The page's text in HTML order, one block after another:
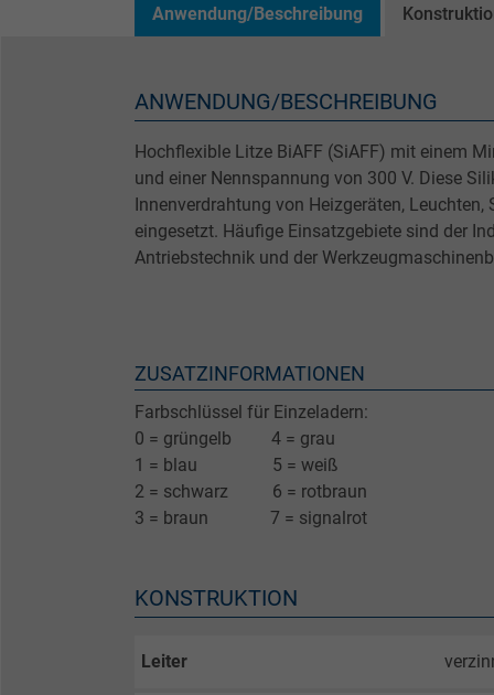
Anwendung/Beschreibung
ANWENDUNG/BESCHREIBUNG
Hochflexible Litze BiAFF (SiAFF) mit einem
und einer Nennspannung von 300 V. Diese
Innenverdrahtung von Heizgeräten,
eingesetzt. Häufige Einsatzgebiete sind der
Antriebstechnik und der
ZUSATZINFORMATIONEN
Farbschlüssel für Einzeladern:
0 = grüngelb 4 = grau
1 = blau 5 = weiß
2 = schwarz 6 = rotbraun
3 = braun 7 = signalrot
KONSTRUKTION
Leiter